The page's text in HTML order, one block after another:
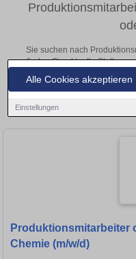
Alle Cookies akzeptieren
Einstellungen
Sie suchen nach
finden Sie aktuelle
Büro, vor Ort oder remote:
Produktionsmitarbeiter
Chemie (m/w/d)